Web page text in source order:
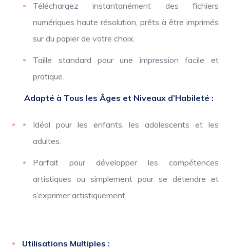
Téléchargez instantanément des fichiers
numériques haute résolution, prêts à être imprimés
sur du papier de votre choix.
Taille standard pour une impression facile et
pratique.
Adapté à Tous les Âges et Niveaux d’Habileté :
Idéal pour les enfants, les adolescents et les
adultes.
Parfait pour développer les compétences
artistiques ou simplement pour se détendre et
s’exprimer artistiquement.
Utilisations Multiples :